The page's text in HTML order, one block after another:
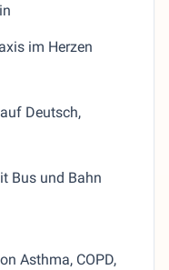
im Herzen
Deutsch,
Bus und Bahn
Asthma, COPD,